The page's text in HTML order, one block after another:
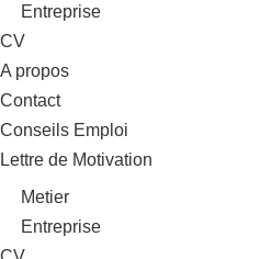
Entreprise
CV
A propos
Contact
Conseils Emploi
Lettre de Motivation
Metier
Entreprise